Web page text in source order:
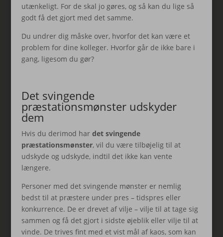
utænkeligt. For de skal jo gøres, og så kan du lige så
godt få det gjort med det samme.
Du undrer dig måske over, hvorfor det kan være et
problem for dine kolleger. Hvorfor går de ikke bare i
gang, ligesom du gør?
Det svingende
præstationsmønster udskyder
dem
Hvis du derimod har det svingende
præstationsmønster, vil du være tilbøjelig til at
udskyde og udskyde, indtil det ikke kan vente
længere.
Personer med det svingende mønster er nemlig
bedst til at præstere under pres – tidspres eller
konkurrence. De er drevet af vilje – vilje til at tage sig
sammen og få det gjort i sidste øjeblik eller vilje til at
vinde. De trives fint med et vist mål af kaos, som kan